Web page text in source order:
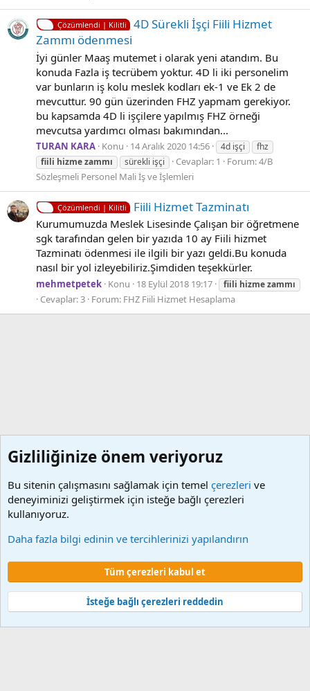
Çözümlendi | Kilitli
4D Sürekli İşçi Fiili Hizmet
Zammı ödenmesi
İyi günler Maaş mutemet i olarak yeni atandım. Bu
konuda Fazla iş tecrübem yoktur. 4D li iki personelim
var bunların iş kolu meslek kodları ek-1 ve Ek 2 de
mevcuttur. 90 gün üzerinden FHZ yapmam gerekiyor.
bu kapsamda 4D li işçilere yapılmış FHZ örneği
mevcutsa yardımcı olması bakımından...
TURAN KARA Konu 14 Aralık 2020 14:56 4d işçi
fhz
fiili hizmezammı sürekli işçi Cevaplar: 1 Forum:4/B
Sözleşmeli Personel Mali İş ve İşlemleri
Çözümlendi | Kilitli Fiili Hizmet Tazminatı
Kurumumuzda Meslek Lisesinde Çalışan bir öğretmene
sgk tarafından gelen bir yazıda 10 ay Fiili hizmet
Tazminatı ödenmesi ile ilgili bir yazı geldi.Bu konuda
nasıl bir yol izleyebiliriz.Şimdiden teşekkürler.
mehmetpetek Konu 18 Eylül 2018 19:17 fiili hizmezammı
Cevaplar: 3 Forum: FHZ Fiili Hizmet Hesaplama
Çerezler
Şartlar ve kurallar
Gizlilik politikası Yardım Ana sayfa
Community platform by XenForo © 2010-2024 XenForo Ltd.
Türkçe yama 🇹🇷 [XGT] Yazılım ve web hizmetleri 2014-2024
Gizliliğinize önem veriyoruz
Bu sitenin çalışmasını sağlamak için temel çerezleri ve
deneyiminizi geliştirmek için isteğe bağlı çerezleri
kullanıyoruz.
Daha fazla bilgi edinin ve tercihlerinizi yapılandırın
Tüm çerezleri kabul et
İsteğe bağlı çerezleri reddedin